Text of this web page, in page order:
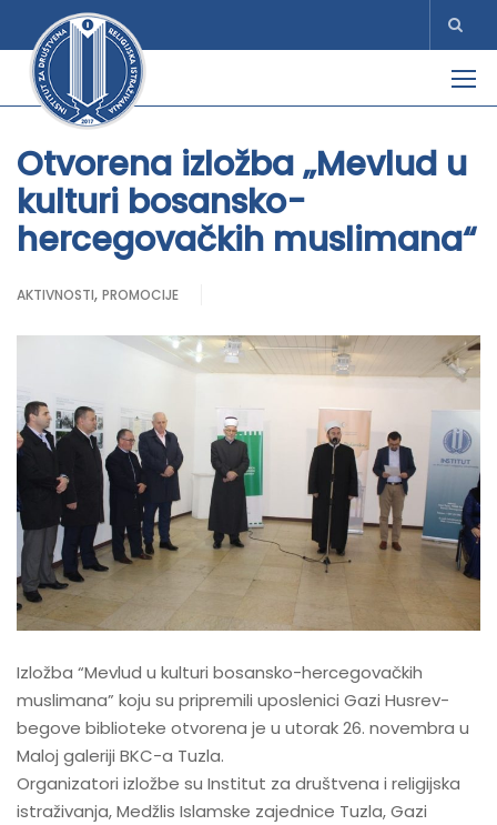
Otvorena izložba „Mevlud u
kulturi bosansko-
hercegovačkih muslimana“
AKTIVNOSTI, PROMOCIJE
Izložba “Mevlud u kulturi bosansko-hercegovačkih
muslimana” koju su pripremili uposlenici Gazi Husrev-
begove biblioteke otvorena je u utorak 26. novembra u
Maloj galeriji BKC-a Tuzla.
Organizatori izložbe su Institut za društvena i religijska
istraživanja, Medžlis Islamske zajednice Tuzla, Gazi